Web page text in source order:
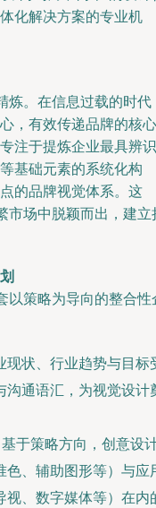
化解决方案的专业机
炼。在信息过载的时代
，有效传递品牌的核心
注于提炼企业最具辨识
基础元素的系统化构
的品牌视觉体系。这
市场中脱颖而出，建立
以策略为导向的整合性
现状、行业趋势与目标
沟通语汇，为视觉设计
基于策略方向，创意设
色、辅助图形等）与应
视、数字媒体等）在内